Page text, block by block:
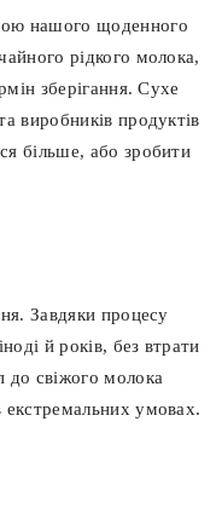
нашого щоденного
рідкого молока,
зберігання. Сухе
виробників продуктів
більше, або зробити
Завдяки процесу
й років, без втрати
до свіжого молока
умовах.